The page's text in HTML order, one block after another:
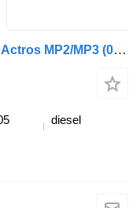
Barre de réaction Mercedes-Benz Actros MP2/MP3 (01.02-12.14) A9423501505 pour camion Mercedes-Benz Actros, Axor MP1, MP2, MP3 (1996-2014)
diesel